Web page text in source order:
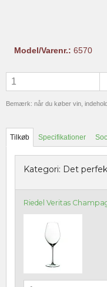
Model/Varenr.: 6570
Bemærk: når du køber vin,
Tilkøb Specifikationer
Kategori: Det
Riedel Veritas